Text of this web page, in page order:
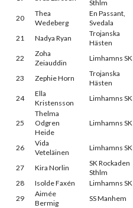
Sthlm
20
Thea
Wedeberg
En Passant,
Svedala
21 Nadya Ryan
Trojanska
Hästen
22
Zoha
Zeiauddin
Limhamns SK
23 Zephie Horn
Trojanska
Hästen
24
Ella
Kristensson
Limhamns SK
25
Thelma
Odgren
Heide
Limhamns SK
26
Vida
Veteläinen
Limhamns SK
27 Kira Norlin
SK Rockaden
Sthlm
28
Isolde Faxén Limhamns SK
29
Aimée
Bermig
SS Manhem